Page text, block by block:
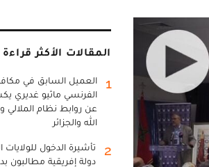
المقالات الأكثر قراءة
1
العميل السابق في
الفرنسي ماثيو غديري
عن روابط نظام الملالي
الله والجزائر
2
دولة إفريقية مطالبون